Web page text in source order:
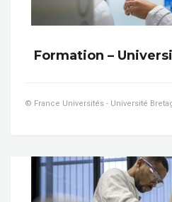
Formation –
© France Universités - Université